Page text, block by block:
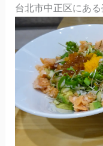
台北市中正区にある